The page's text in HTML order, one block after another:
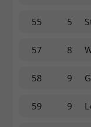
55 5
57 8
58 9
59 9